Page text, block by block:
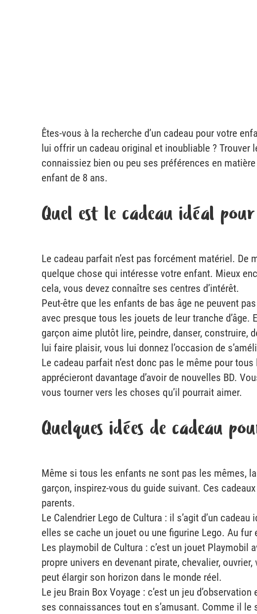
Êtes-vous à la recherche d’un cadeau pour votre
lui offrir un cadeau original et inoubliable ?
connaissiez bien ou peu ses préférences en
enfant de 8 ans.
Quel est le cadeau idéal
Le cadeau parfait n’est pas forcément matériel.
quelque chose qui intéresse votre enfant. Mieux
cela, vous devez connaître ses centres d’intérêt.
Peut-être que les enfants de bas âge ne peuvent
avec presque tous les jouets de leur tranche
garçon aime plutôt lire, peindre, danser, construire,
lui faire plaisir, vous lui donnez l’occasion de
Le cadeau parfait n’est donc pas le même pour
apprécieront davantage d’avoir de nouvelles BD.
vous tourner vers les choses qu’il pourrait aimer.
Quelques idées de cadeau
Même si tous les enfants ne sont pas les mêmes,
garçon, inspirez-vous du guide suivant. Ces
parents.
Le Calendrier Lego de Cultura : il s’agit d’un
elles se cache un jouet ou une figurine Lego. Au
Les playmobil de Cultura : c’est un jouet
propre univers en devenant pirate, chevalier,
peut élargir son horizon dans le monde réel.
Le jeu Brain Box Voyage : c’est un jeu
ses connaissances tout en s’amusant. Comme il